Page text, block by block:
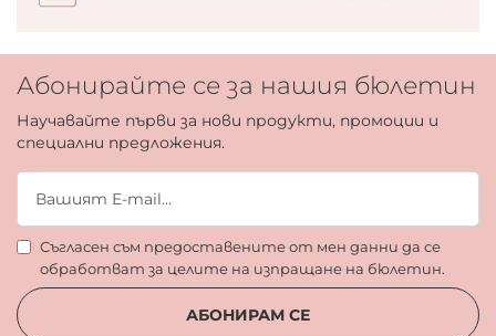
Абонирайте се за нашия бюлетин
Научавайте първи за нови продукти, промоции и
специални предложения.
Съгласен съм предоставените от мен данни да се
обработват за целите на изпращане на бюлетин.
АБОНИРАМ СЕ